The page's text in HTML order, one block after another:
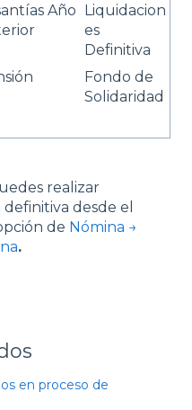
Año Liquidacion
es
Definitiva
Fondo de
Solidaridad
realizar
desde el
de Nómina →
.
en proceso de